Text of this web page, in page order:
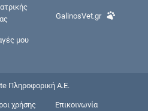
μου
GalinosVet.gr
Πληροφορική Α.Ε.
χρήσης Επικοινωνία